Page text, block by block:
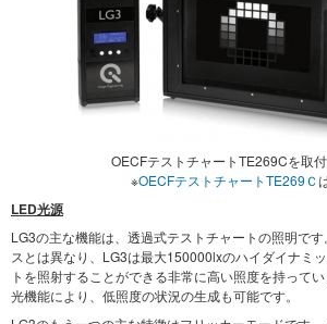
OECFテストチャートTE269Cを取
※OECFテストチャートTE269Ｃ
LED光源
LG3の主な機能は、透過式テストチャートの照明で
スとは異なり、LG3は最大150000lxのハイダイナミ
トを照射することができる非常に高い照度を持って
光機能により、低照度の状況の生成も可能です。